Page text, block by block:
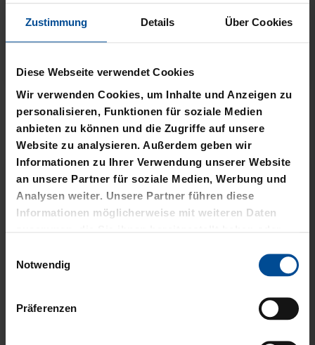
Zustimmung Details Über Cookies
Diese Webseite verwendet Cookies
Wir verwenden Cookies, um Inhalte und Anzeigen zu
personalisieren, Funktionen für soziale Medien
anbieten zu können und die Zugriffe auf unsere
Website zu analysieren. Außerdem geben wir
Informationen zu Ihrer Verwendung unserer Website
an unsere Partner für soziale Medien, Werbung und
Analysen weiter. Unsere Partner führen diese
Informationen möglicherweise mit weiteren Daten
gesammelt haben.
Notwendig
Präferenzen
Neu
T-SHIRT STADTMOMENTE
29,95 €
Neu
HOODIE STADTMOMENTE
59,95 €